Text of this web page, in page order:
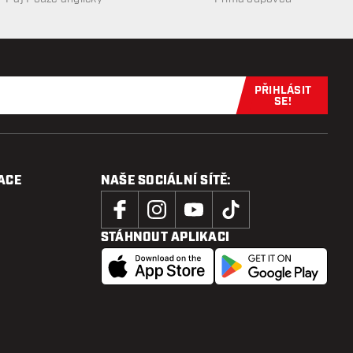
Přihlaste se
PŘIHLÁSIT
SE!
NAŠE SOCIÁLNÍ SÍTĚ:
STÁHNOUT APLIKACI